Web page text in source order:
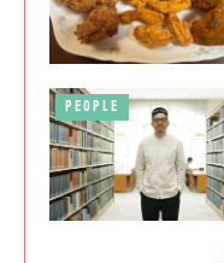
PEOPLE